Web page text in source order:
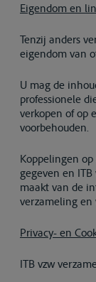
Eigendom en
Tenzij anders
eigendom van
U mag de
professionele
verkopen of op
voorbehouden.
Koppelingen
gegeven en
maakt van de
verzameling en
Privacy- en
ITB vzw